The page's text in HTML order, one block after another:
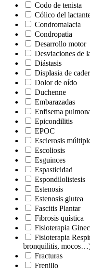
Codo de tenista
Cólico del
Condromalacia
Condropatia
Desarrollo motor
Desviaciones de
Diástasis
Displasia de
Dolor de oído
Duchenne
Embarazadas
Enfisema
Epicondilitis
EPOC
Esclerosis
Escoliosis
Esguinces
Espasticidad
Espondilolistesis
Estenosis
Estenosis glutea
Fascitis Plantar
Fibrosis quística
Fisioterapia
Fisioterapia
bronquilitis,
Fracturas
Frenillo